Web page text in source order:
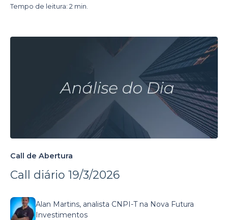
Tempo de leitura: 2 min.
Call de Abertura
Call diário 19/3/2026
Alan Martins, analista CNPI-T na Nova Futura
Investimentos